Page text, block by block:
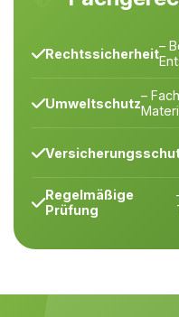
Rechtssicherheit–
Umweltschutz–
Regelmäßige
Prüfung